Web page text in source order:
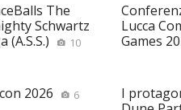
The
Schwartz
(A.S.S.)
10
Lucca
Games
2026 6
I